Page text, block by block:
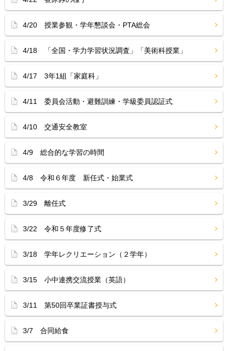
4/20 授業参観・学年懇談会・PTA総会
4/18 「全国・学力学習状況調査」「美術科授業」
4/17 3年1組「家庭科」
4/11 委員会活動・避難訓練・学級委員認証式
4/10 交通安全教室
4/9 総合的な学習の時間
4/8 令和６年度 新任式・始業式
3/29 離任式
3/22 令和５年度修了式
3/18 学年レクリエーション（２学年）
3/15 小中連携交流授業（英語）
3/11 第50回卒業証書授与式
3/7 合同給食